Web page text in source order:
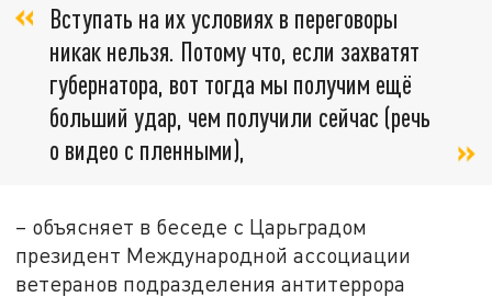
Вступать на их условиях в переговоры
никак нельзя. Потому что, если захватят
губернатора, вот тогда мы получим ещё
больший удар, чем получили сейчас (речь
о видео с пленными),
– объясняет в беседе с Царьградом
президент Международной ассоциации
ветеранов подразделения антитеррора